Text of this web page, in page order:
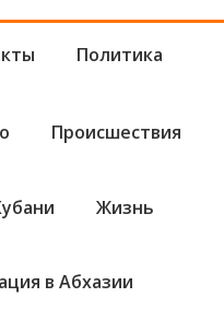
Политика
Происшествия
Жизнь
в Абхазии